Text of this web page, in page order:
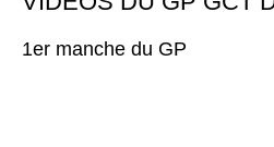
1er manche du GP